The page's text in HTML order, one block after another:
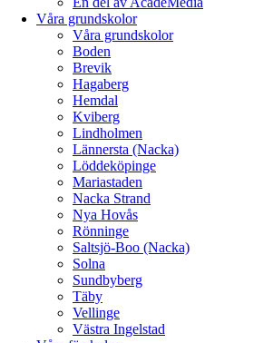
Våra grundskolor
Våra grundskolor
Boden
Brevik
Hagaberg
Hemdal
Kviberg
Lindholmen
Lännersta (Nacka)
Löddeköpinge
Mariastaden
Nacka Strand
Nya Hovås
Rönninge
Saltsjö-Boo (Nacka)
Solna
Sundbyberg
Täby
Vellinge
Västra Ingelstad